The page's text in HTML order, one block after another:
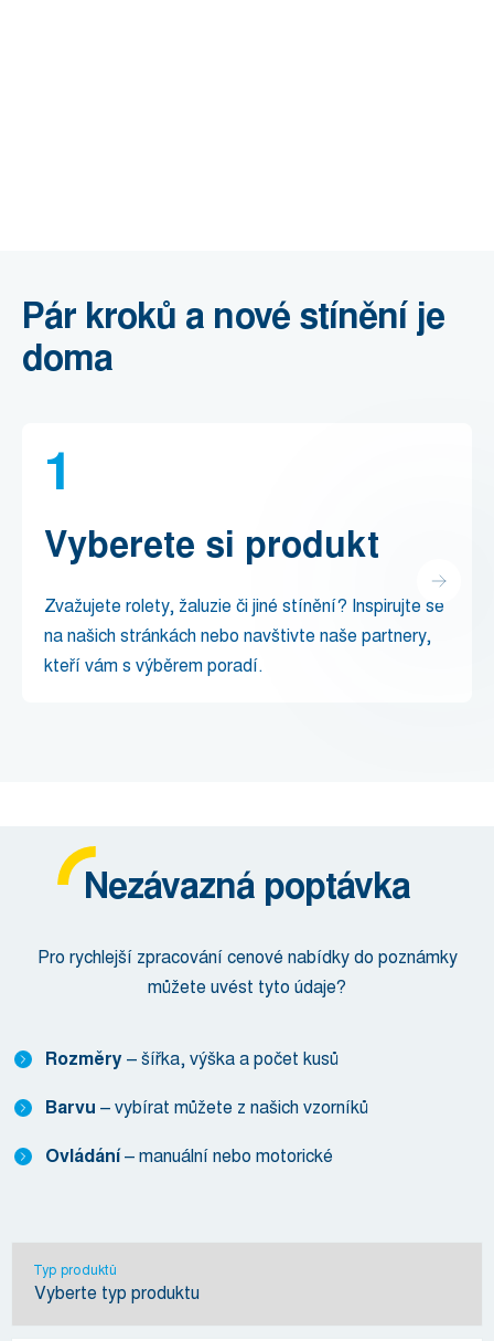
Pár kroků a nové stínění je
doma
1
Vyberete si produkt
Zvažujete rolety, žaluzie či jiné stínění? Inspirujte se
na našich stránkách nebo navštivte naše partnery,
kteří vám s výběrem poradí.
Nezávazná poptávka
Pro rychlejší zpracování cenové nabídky do poznámky
můžete uvést tyto údaje?
Rozměry – šířka, výška a počet kusů
Barvu – vybírat můžete z našich vzorníků
Ovládání– manuální nebo motorické
Typ produktů